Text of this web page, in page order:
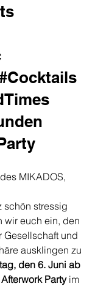
MIKADOS,
schön stressig
wir euch ein, den
Gesellschaft und
ausklingen zu
den 6. Juni ab
Afterwork Party im